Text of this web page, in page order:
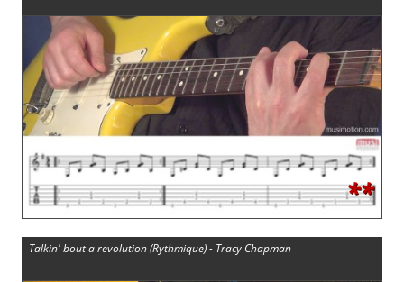
**
Talkin' bout a revolution (Rythmique) - Tracy Chapman